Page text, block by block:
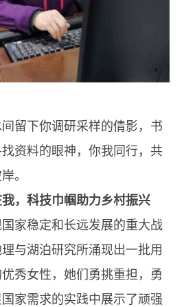
留下你调研采样的倩影，书
资料的眼神，你我同行，共
。
，科技巾帼助力乡村振兴
家稳定和长远发展的重大战
与湖泊研究所涌现出一批用
秀女性，她们勇挑重担，勇
家需求的实践中展示了顽强